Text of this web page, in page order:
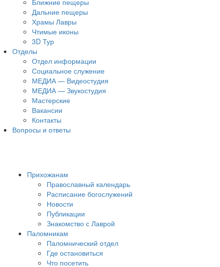
Ближние пещеры
Дальние пещеры
Храмы Лавры
Чтимые иконы
3D Тур
Отделы
Отдел информации
Социальное служение
МЕДИА — Видеостудия
МЕДИА — Звукостудия
Мастерские
Вакансии
Контакты
Вопросы и ответы
Прихожанам
Православный календарь
Расписание богослужений
Новости
Публикации
Знакомство с Лаврой
Паломникам
Паломнический отдел
Где остановиться
Что посетить